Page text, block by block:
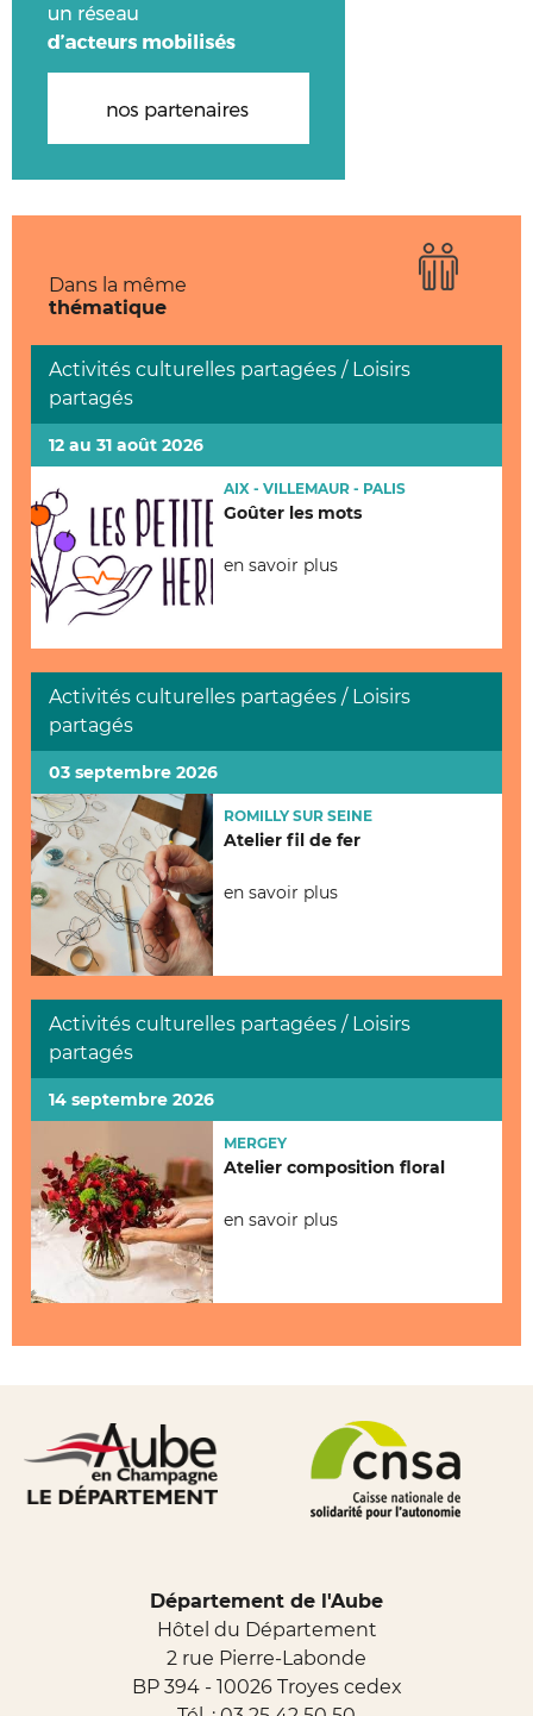
Dans la même
thématique
Activités culturelles partagées / Loisirs
partagés
12 au 31 août 2026
AIX - VILLEMAUR - PALIS
Goûter les mots
en savoir plus
Activités culturelles partagées / Loisirs
partagés
03 septembre 2026
ROMILLY SUR SEINE
Atelier fil de fer
en savoir plus
Activités culturelles partagées / Loisirs
partagés
14 septembre 2026
MERGEY
Atelier composition floral
en savoir plus
Département de l'Aube
Hôtel du Département
2 rue Pierre-Labonde
BP 394 - 10026 Troyes cedex